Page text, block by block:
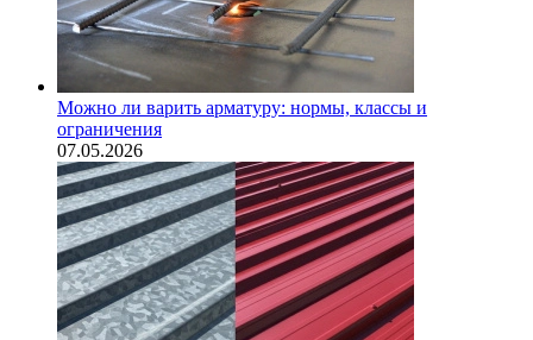
Можно ли варить арматуру: нормы, классы и
ограничения
07.05.2026